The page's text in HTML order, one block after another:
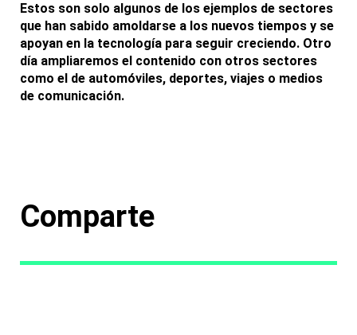
Estos son solo algunos de los ejemplos de sectores
que han sabido amoldarse a los nuevos tiempos y se
apoyan en la tecnología para seguir creciendo. Otro
día ampliaremos el contenido con otros sectores
como el de automóviles, deportes, viajes o medios
de comunicación.
Comparte